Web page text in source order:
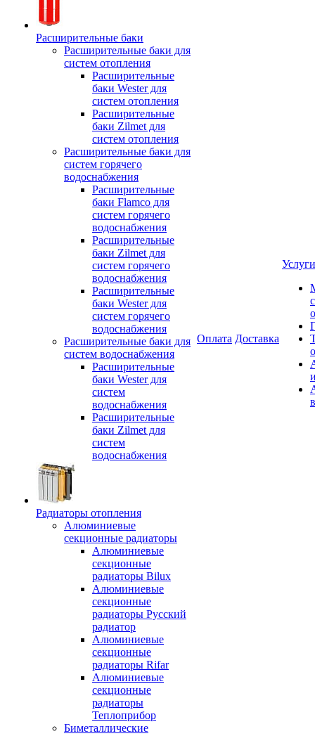
Расширительные баки
Расширительные баки для
систем отопления
Расширительные
баки Wester для
систем отопления
Расширительные
баки Zilmet для
систем отопления
Расширительные баки для
систем горячего
водоснабжения
Расширительные
баки Flamco для
систем горячего
водоснабжения
Расширительные
баки Zilmet для
систем горячего
водоснабжения
Расширительные
баки Wester для
систем горячего
водоснабжения
Расширительные баки для
систем водоснабжения
Расширительные
баки Wester для
систем
водоснабжения
Расширительные
баки Zilmet для
систем
водоснабжения
Радиаторы отопления
Алюминиевые
секционные радиаторы
Алюминиевые
секционные
радиаторы Bilux
Алюминиевые
секционные
радиаторы Русский
радиатор
Алюминиевые
секционные
радиаторы Rifar
Алюминиевые
секционные
радиаторы
Теплоприбор
Биметаллические
Оплата Доставка
Услуги